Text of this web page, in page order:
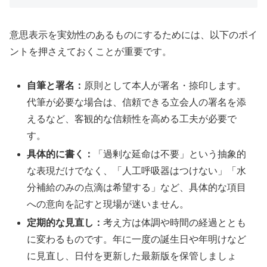
意思表示を実効性のあるものにするためには、以下のポイ
ントを押さえておくことが重要です。
自筆と署名： 原則として本人が署名・捺印します。
代筆が必要な場合は、信頼できる立会人の署名を添
えるなど、客観的な信頼性を高める工夫が必要で
す。
具体的に書く：
「過剰な延命は不要」という抽象的
な表現だけでなく、「人工呼吸器はつけない」「水
分補給のみの点滴は希望する」など、具体的な項目
への意向を記すと現場が迷いません。
定期的な見直し：考え方は体調や時間の経過ととも
に変わるものです。年に一度の誕生日や年明けなど
に見直し、日付を更新した最新版を保管しましょ